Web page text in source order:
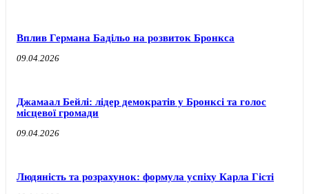
Вплив Германа Бадільо на розвиток Бронкса
09.04.2026
Джамаал Бейлі: лідер демократів у Бронксі та голос
місцевої громади
09.04.2026
Людяність та розрахунок: формула успіху Карла Гісті